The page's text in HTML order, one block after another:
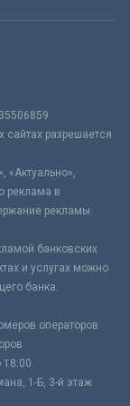
разрешается
«Актуально»,
реклама в
рекламы
банковских
и услугах можно
банка.
операторов
18:00
1-Б, 3-й этаж